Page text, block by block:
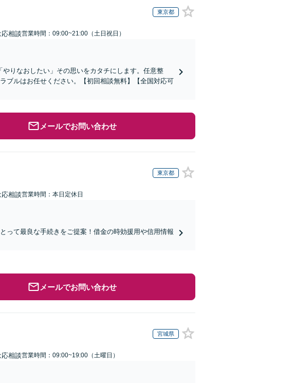
東京都
相談営業時間：09:00~21:00（土日祝日）
りなおしたい」その思いをカタチにします。任意整
ブルはお任せください。【初回相談無料】【全国対応可
メールでお問い合わせ
東京都
相談営業時間：本日定休日
って最良な手続きをご提案！借金の時効援用や信用情報
メールでお問い合わせ
宮城県
相談営業時間：09:00~19:00（土曜日）